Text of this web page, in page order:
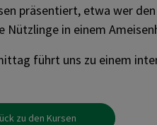
präsentiert, etwa wer
Nützlinge in einem
führt uns zu einem
zu den Kursen